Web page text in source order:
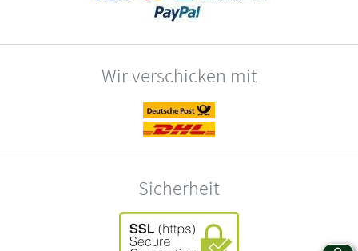
Wir verschicken mit
Sicherheit